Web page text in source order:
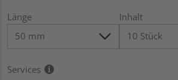
Länge Inhalt
Services